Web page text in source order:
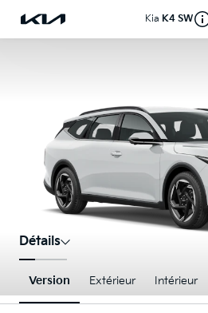
Kia K4 SW
Détails
Version Extérieur Intérieur